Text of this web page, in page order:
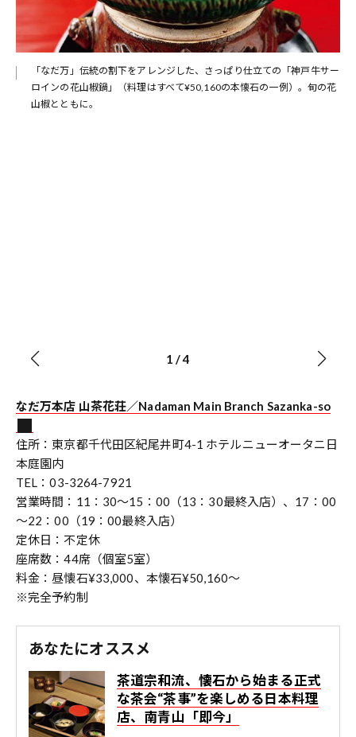
「なだ万」伝統の割下をアレンジした、さっぱり仕立ての「神戸牛サー
ロインの花山椒鍋」（料理はすべて¥50,160の本懐石の一例）。旬の花
山椒とともに。
1 /4
なだ万本店 山茶花荘／Nadaman Main Branch Sazanka-so
住所：東京都千代田区紀尾井町4-1 ホテルニューオータニ日
本庭園内
TEL：03-3264-7921
営業時間：11：30～15：00（13：30最終入店）、17：00
～22：00（19：00最終入店）
定休日：不定休
座席数：44席（個室5室）
料金：昼懐石¥33,000、本懐石¥50,160～
※完全予約制
あなたにオススメ
茶道宗和流、懐石から始まる正式
な茶会“茶事”を楽しめる日本料理
店、南青山「即今」